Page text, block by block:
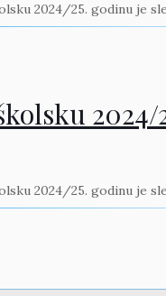
2024/25. godinu je
2024/
2024/25. godinu je